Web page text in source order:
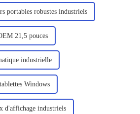
portables robustes industriels
21,5 pouces
industrielle
Windows
d'affichage industriels